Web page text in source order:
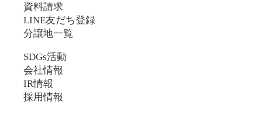
資料請求
LINE友だち登録
分譲地一覧
SDGs活動
会社情報
IR情報
採用情報